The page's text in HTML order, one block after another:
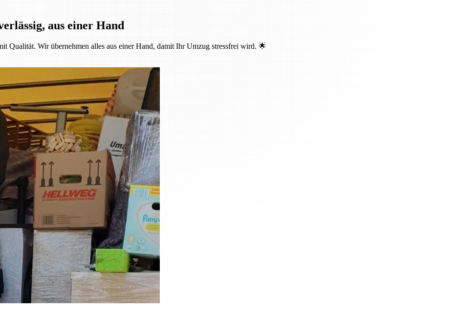
aus einer Hand
Qualität. Wir übernehmen alles aus einer Hand, damit Ihr Umzug stressfrei wird. 🌟